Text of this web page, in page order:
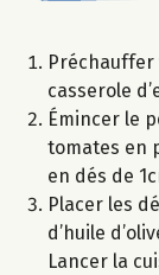
Préchauffer
casserole
Émincer le
tomates en
en dés de
Placer les
d’huile
Lancer la